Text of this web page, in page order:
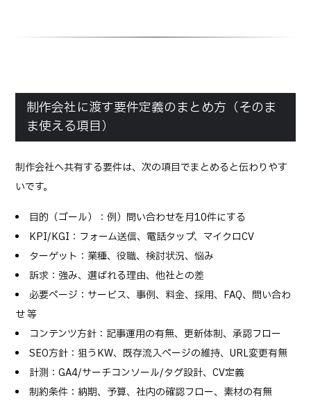
制作会社に渡す要件定義のまとめ方（そのま
ま使える項目）
制作会社へ共有する要件は、次の項目でまとめると伝わりやす
いです。
目的（ゴール）：例）問い合わせを月10件にする
KPI/KGI：フォーム送信、電話タップ、マイクロCV
ターゲット：業種、役職、検討状況、悩み
訴求：強み、選ばれる理由、他社との差
必要ページ：サービス、事例、料金、採用、FAQ、問い合わ
せ 等
コンテンツ方針：記事運用の有無、更新体制、承認フロー
SEO方針：狙うKW、既存流入ページの維持、URL変更有無
計測：GA4/サーチコンソール/タグ設計、CV定義
制約条件：納期、予算、社内の確認フロー、素材の有無